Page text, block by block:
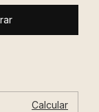
Calcular